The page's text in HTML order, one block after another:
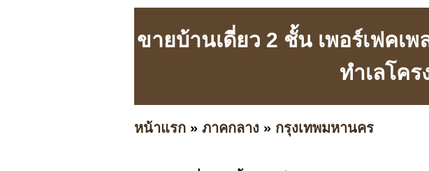
ขายบ้านเดี่ยว 2 ชั้น เพอร์เฟคเ
ทำเลโคร
หน้าแรก » ภาคกลาง » กรุงเทพมหานคร